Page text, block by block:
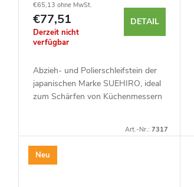
€65,13 ohne MwSt.
€77,51
Derzeit nicht
verfügbar
DETAIL
Abzieh- und Polierschleifstein der
japanischen Marke SUEHIRO, ideal
zum Schärfen von Küchenmessern
Wasser....
Art.-Nr.:7317
Neu